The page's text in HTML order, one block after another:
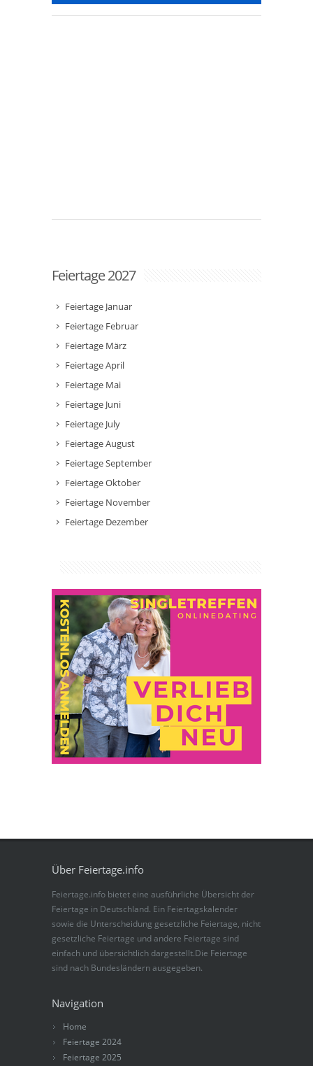
Feiertage 2027
Feiertage Januar
Feiertage Februar
Feiertage März
Feiertage April
Feiertage Mai
Feiertage Juni
Feiertage July
Feiertage August
Feiertage September
Feiertage Oktober
Feiertage November
Feiertage Dezember
Über Feiertage.info
Feiertage.info bietet eine ausführliche Übersicht der
Feiertage in Deutschland. Ein Feiertagskalender
sowie die Unterscheidung gesetzliche Feiertage, nicht
gesetzliche Feiertage und andere Feiertage sind
einfach und übersichtlich dargestellt.Die Feiertage
sind nach Bundesländern ausgegeben.
Navigation
Home
Feiertage 2024
Feiertage 2025